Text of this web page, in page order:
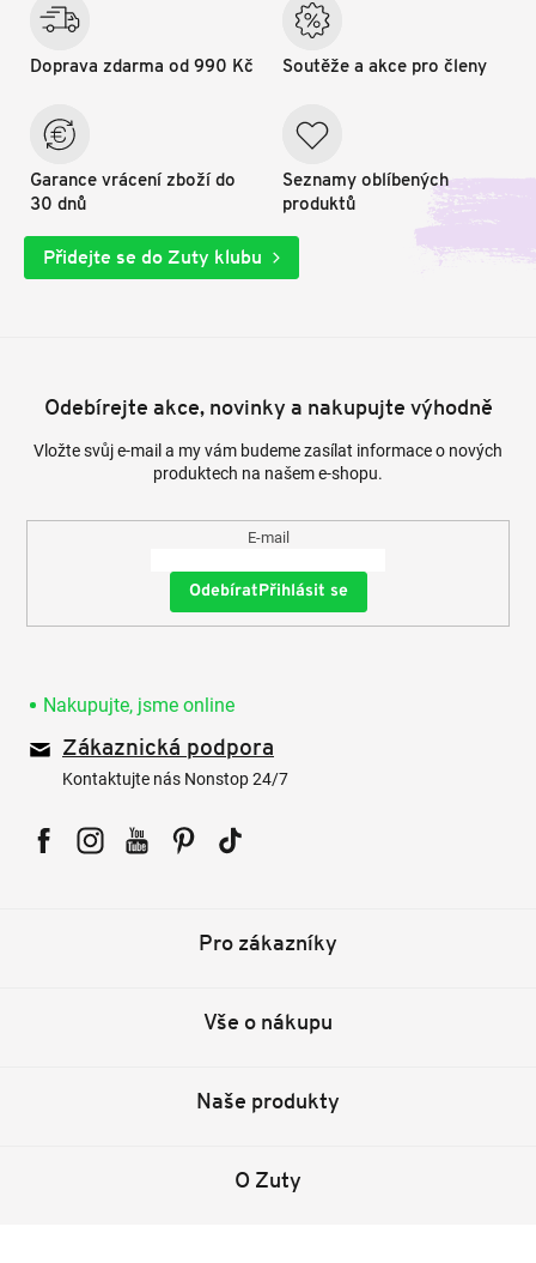
Doprava zdarma od 990 Kč
Garance vrácení zboží do
30 dnů
Soutěže a akce pro členy
Seznamy oblíbených
produktů
Přidejte se do Zuty klubu
Odebírejte akce, novinky a nakupujte výhodně
Vložte svůj e-mail a my vám budeme zasílat informace o nových
produktech na našem e-shopu.
E-mail
Přihlásit se
Nakupujte, jsme online
Zákaznická podpora
Kontaktujte nás Nonstop 24/7
Pro zákazníky
Vše o nákupu
Naše produkty
O Zuty